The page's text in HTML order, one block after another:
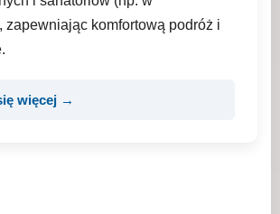
zapewniając komfortową podróż i
więcej →